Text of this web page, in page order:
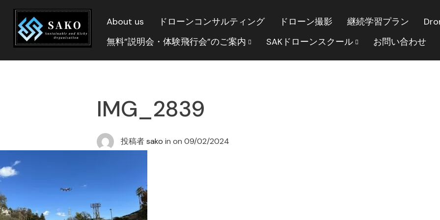
About us ドローンコンサルティング ドローン撮影 継続学習プラン
無料”説明会・体験飛行会”のご案内
SAKドローンスクール お問い合わせ
IMG_2839
投稿者sako in on 09/02/2024